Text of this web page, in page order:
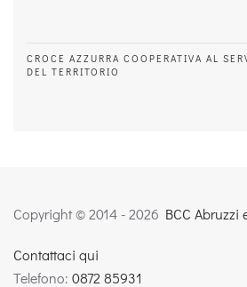
CROCE AZZURRA COOPERATIVA AL
DEL TERRITORIO
Copyright © 2014 -2026 BCC Abruzzi
Contattaci qui
Telefono: 0872 85931